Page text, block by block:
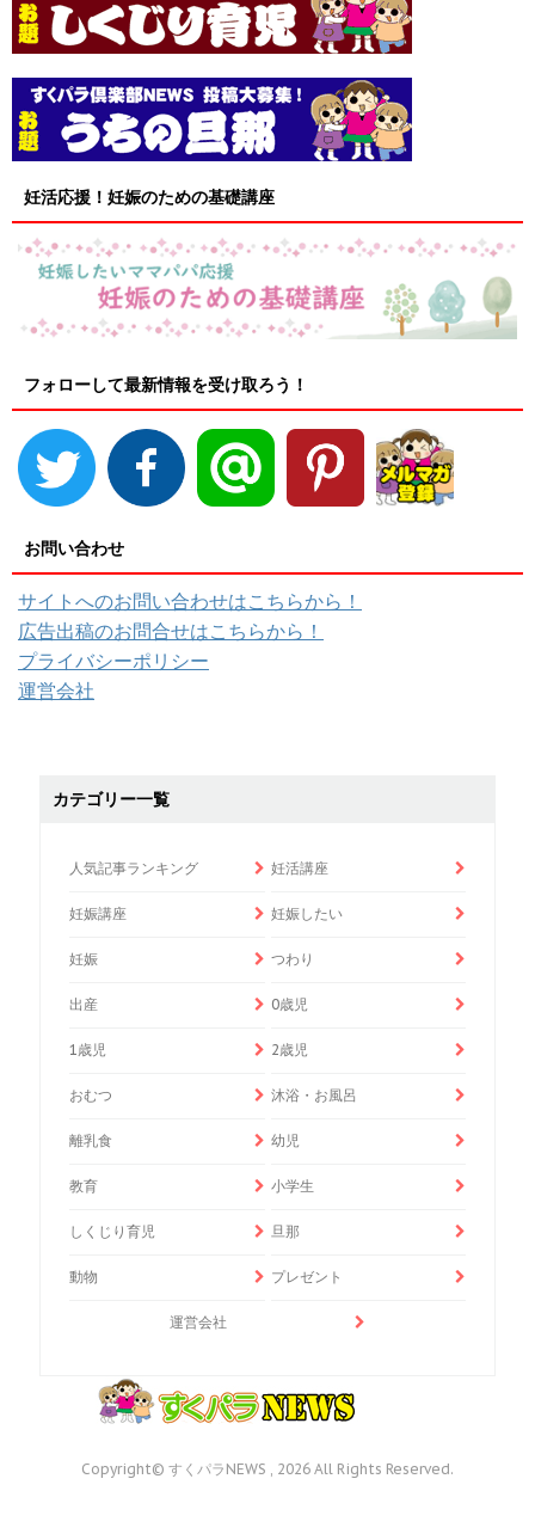
妊活応援！妊娠のための基礎講座
フォローして最新情報を受け取ろう！
お問い合わせ
サイトへのお問い合わせはこちらから！
広告出稿のお問合せはこちらから！
プライバシーポリシー
運営会社
カテゴリー一覧
人気記事ランキング 妊活講座
妊娠講座 妊娠したい
妊娠 つわり
出産 0歳児
1歳児 2歳児
おむつ 沐浴・お風呂
離乳食 幼児
教育 小学生
しくじり育児 旦那
動物 プレゼント
運営会社
Copyright© すくパラNEWS , 2026 All Rights Reserved.